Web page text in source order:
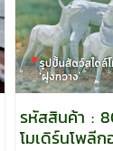
รหัสสินค้า :
โมเดิร์นโพลีก